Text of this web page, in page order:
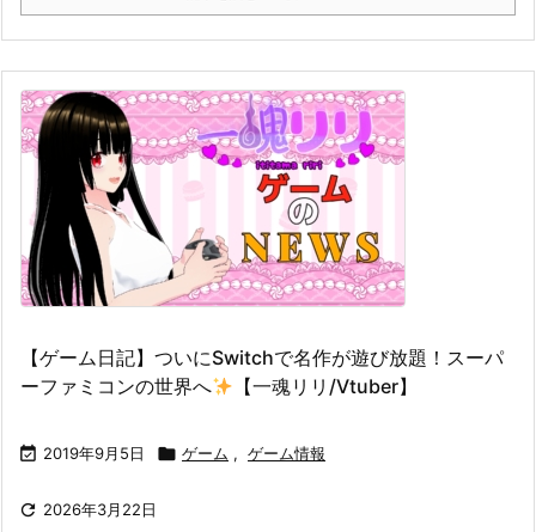
【ゲーム日記】ついにSwitchで名作が遊び放題！スーパ
ーファミコンの世界へ
【一魂リリ/Vtuber】
 2019年9月5日  ゲーム , ゲーム情報
 2026年3月22日